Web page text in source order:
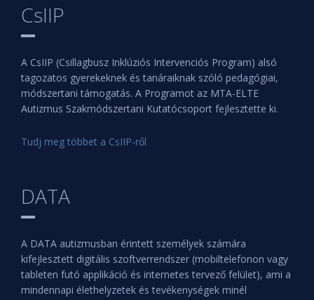
CsIIP
A CsIIP (Csillagbusz Inklúziós Intervenciós Program) alsó
tagozatos gyerekeknek és tanáraiknak szóló pedagógiai,
módszertani támogatás. A Programot az MTA-ELTE
Autizmus Szakmódszertani Kutatócsoport fejlesztette ki.
Tudj meg többet a CsIIP-ről
DATA
A DATA autizmusban érintett személyek számára
kifejlesztett digitális szoftverrendszer (mobiltelefonon vagy
tableten futó applikáció és internetes tervező felület), ami a
mindennapi élethelyzetek és tevékenységek minél